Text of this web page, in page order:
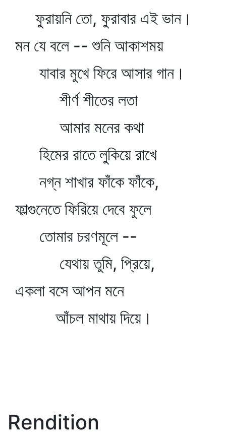
ফুরায়নি তো, ফুরাবার এই ভান।
মন যে বলে -- শুনি আকাশময়
যাবার মুখে ফিরে আসার গান।
শীর্ণ শীতের লতা
আমার মনের কথা
হিমের রাতে লুকিয়ে রাখে
নগ্ন শাখার ফাঁকে ফাঁকে,
ফাল্গুনেতে ফিরিয়ে দেবে ফুলে
তোমার চরণমূলে --
যেথায় তুমি, প্রিয়ে,
একলা বসে আপন মনে
আঁচল মাথায় দিয়ে।
Rendition